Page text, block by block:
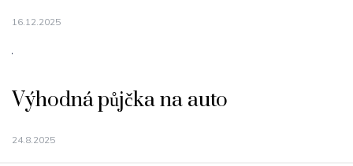
16.12.2025
Výhodná půjčka na auto
24.8.2025